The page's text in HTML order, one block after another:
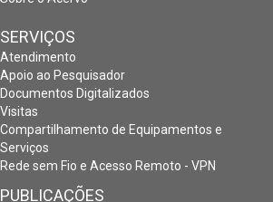
SERVIÇOS
Atendimento
Apoio ao Pesquisador
Documentos Digitalizados
Visitas
Compartilhamento de Equipamentos e
Serviços
Rede sem Fio e Acesso Remoto - VPN
PUBLICAÇÕES